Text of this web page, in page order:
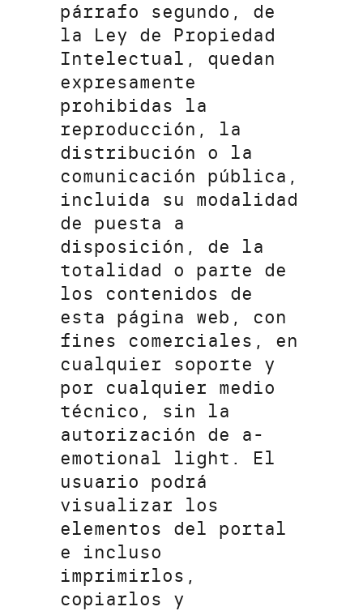
párrafo segundo, de
la Ley de Propiedad
Intelectual, quedan
expresamente
prohibidas la
reproducción, la
distribución o la
comunicación pública,
incluida su modalidad
de puesta a
disposición, de la
totalidad o parte de
los contenidos de
esta página web, con
fines comerciales, en
cualquier soporte y
por cualquier medio
técnico, sin la
autorización de a-
emotional light. El
usuario podrá
visualizar los
elementos del portal
e incluso
imprimirlos,
copiarlos y